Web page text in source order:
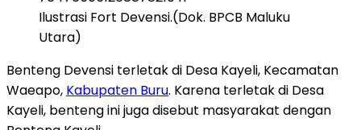
Ilustrasi Fort Devensi.(Dok. BPCB Maluku
Utara)
Benteng Devensi terletak di Desa Kayeli, Kecamatan
Waeapo, Kabupaten Buru. Karena terletak di Desa
Kayeli, benteng ini juga disebut masyarakat dengan